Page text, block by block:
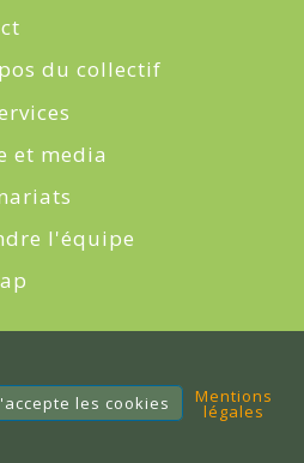
du collectif
et media
l'équipe
un articleles cookies Mentions
légales